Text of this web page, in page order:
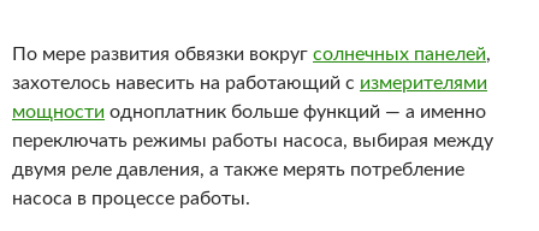
По мере развития обвязки вокруг солнечных панелей,
захотелось навесить на работающий с измерителями
мощности одноплатник больше функций — а именно
переключать режимы работы насоса, выбирая между
двумя реле давления, а также мерять потребление
насоса в процессе работы.